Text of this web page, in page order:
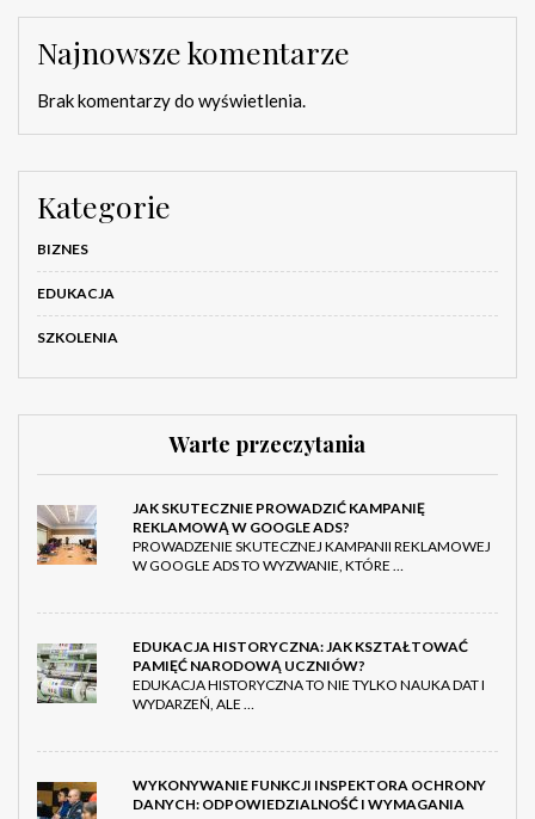
Najnowsze komentarze
Brak komentarzy do wyświetlenia.
Kategorie
BIZNES
EDUKACJA
SZKOLENIA
Warte przeczytania
JAK SKUTECZNIE PROWADZIĆ KAMPANIĘ
REKLAMOWĄ W GOOGLE ADS?
PROWADZENIE SKUTECZNEJ KAMPANII REKLAMOWEJ
W GOOGLE ADS TO WYZWANIE, KTÓRE …
EDUKACJA HISTORYCZNA: JAK KSZTAŁTOWAĆ
PAMIĘĆ NARODOWĄ UCZNIÓW?
EDUKACJA HISTORYCZNA TO NIE TYLKO NAUKA DAT I
WYDARZEŃ, ALE …
WYKONYWANIE FUNKCJI INSPEKTORA OCHRONY
DANYCH: ODPOWIEDZIALNOŚĆ I WYMAGANIA